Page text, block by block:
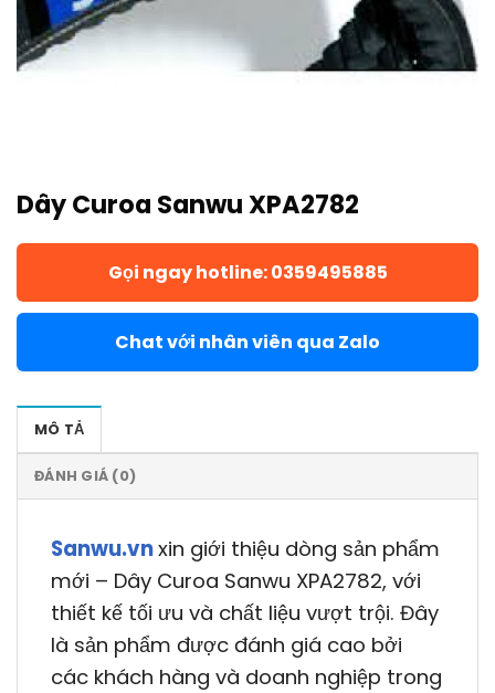
Dây Curoa Sanwu XPA2782
Gọi ngay hotline: 0359495885
Chat với nhân viên qua Zalo
MÔ TẢ
ĐÁNH GIÁ (0)
Sanwu.vnxin giới thiệu dòng sản phẩm
mới – Dây Curoa Sanwu XPA2782, với
thiết kế tối ưu và chất liệu vượt trội. Đây
là sản phẩm được đánh giá cao bởi
các khách hàng và doanh nghiệp trong